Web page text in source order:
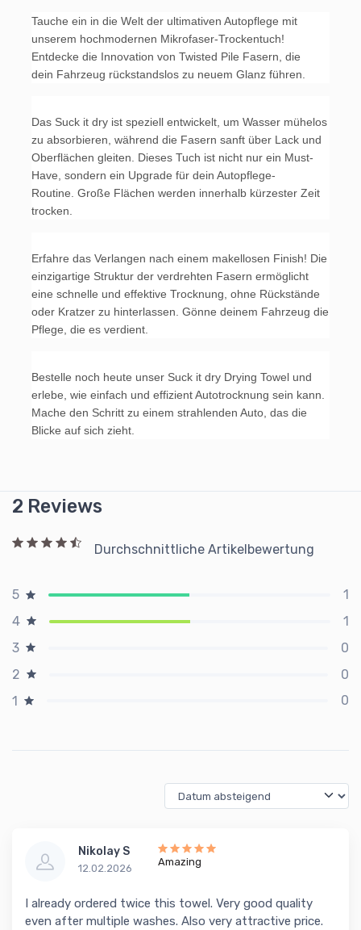
Tauche ein in die Welt der ultimativen Autopflege mit
unserem hochmodernen Mikrofaser-Trockentuch!
Entdecke die Innovation von Twisted Pile Fasern, die
dein Fahrzeug rückstandslos zu neuem Glanz führen.
Das Suck it dry ist speziell entwickelt, um Wasser mühelos
zu absorbieren, während die Fasern sanft über Lack und
Oberflächen gleiten. Dieses Tuch ist nicht nur ein Must-
Have, sondern ein Upgrade für dein Autopflege-
Routine. Große Flächen werden innerhalb kürzester Zeit
trocken.
Erfahre das Verlangen nach einem makellosen Finish! Die
einzigartige Struktur der verdrehten Fasern ermöglicht
eine schnelle und effektive Trocknung, ohne Rückstände
oder Kratzer zu hinterlassen. Gönne deinem Fahrzeug die
Pflege, die es verdient.
Bestelle noch heute unser Suck it dry Drying Towel und
erlebe, wie einfach und effizient Autotrocknung sein kann.
Mache den Schritt zu einem strahlenden Auto, das die
Blicke auf sich zieht.
2 Reviews
Durchschnittliche Artikelbewertung
5
1
4
1
3
0
2
0
1
0
Nikolay S
12.02.2026
Amazing
I already ordered twice this towel. Very good quality
even after multiple washes. Also very attractive price.